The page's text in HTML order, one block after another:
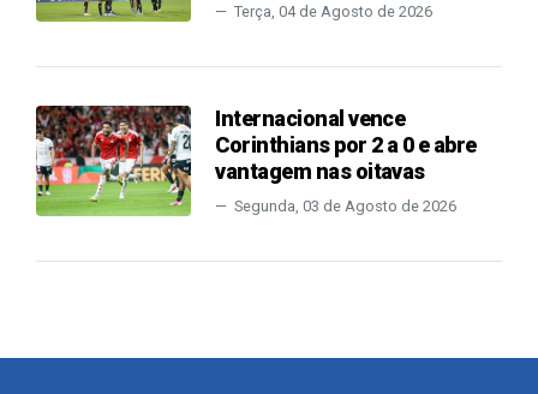
Terça, 04 de Agosto de 2026
Internacional vence
Corinthians por 2 a 0 e abre
vantagem nas oitavas
Segunda, 03 de Agosto de 2026